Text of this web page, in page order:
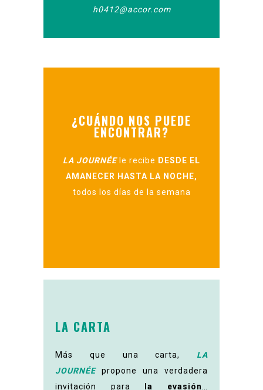
h0412@accor.com
¿CUÁNDO NOS PUEDE
ENCONTRAR?
LA JOURNÉE le recibe DESDE EL
AMANECER HASTA LA NOCHE,
todos los días de la semana
LA CARTA
Más que una carta, LA
JOURNÉE propone una verdadera
invitación para
la evasión